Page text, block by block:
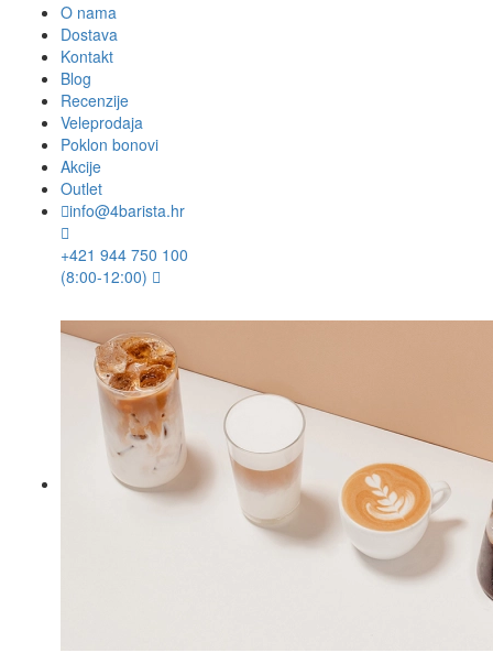
O nama
Dostava
Kontakt
Blog
Recenzije
Veleprodaja
Poklon bonovi
Akcije
Outlet
info@4barista.hr
+421 944 750 100
(8:00-12:00)